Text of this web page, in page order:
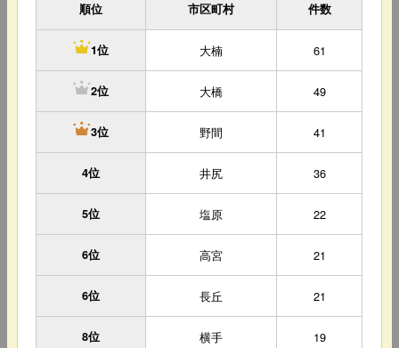
順位 市区町村 件数
1位 大楠 61
2位 大橋 49
3位 野間 41
4位 井尻 36
5位 塩原 22
6位 高宮 21
6位 長丘 21
8位 横手 19